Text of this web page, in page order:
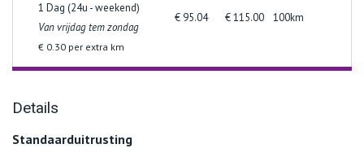
1 Dag (24u - weekend)
Van vrijdag tem zondag
€ 95.04 € 115.00 100km
€ 0.30 per extra km
Details
Standaarduitrusting